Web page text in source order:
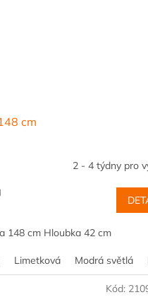
cm
2 - 4 týdny pro
148 cm Hloubka 42 cm
Limetková Modrá světlá
Kód: